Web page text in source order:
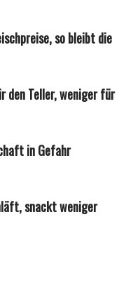
so bleibt die
den Teller, weniger für
in Gefahr
snackt weniger